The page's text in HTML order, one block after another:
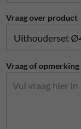
Vraag over product
Vraag of opmerking